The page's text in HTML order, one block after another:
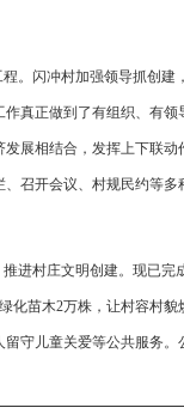
。闪冲村加强领导抓创
真正做到了有组织、有
展相结合，发挥上下联
召开会议、村规民约等
进村庄文明创建。现已完
化苗木2万株，让村容村
守儿童关爱等公共服务